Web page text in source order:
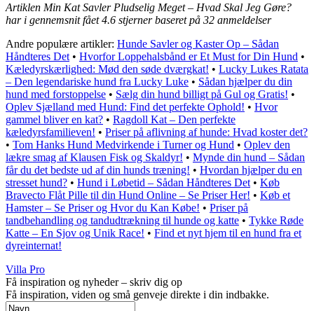
Artiklen Min Kat Savler Pludselig Meget – Hvad Skal Jeg Gøre?
har i gennemsnit fået4.6 stjerner baseret på 32 anmeldelser
Andre populære artikler: Hunde Savler og Kaster Op – Sådan
Håndteres Det • Hvorfor Loppehalsbånd er Et Must for Din Hund •
Kæledyrskærlighed: Mød den søde dværgkat! • Lucky Lukes Ratata
– Den legendariske hund fra Lucky Luke • Sådan hjælper du din
hund med forstoppelse • Sælg din hund billigt på Gul og Gratis! •
Oplev Sjælland med Hund: Find det perfekte Ophold! • Hvor
gammel bliver en kat? • Ragdoll Kat – Den perfekte
kæledyrsfamilieven! • Priser på aflivning af hunde: Hvad koster det?
• Tom Hanks Hund Medvirkende i Turner og Hund • Oplev den
lækre smag af Klausen Fisk og Skaldyr! • Mynde din hund – Sådan
får du det bedste ud af din hunds træning! • Hvordan hjælper du en
stresset hund? • Hund i Løbetid – Sådan Håndteres Det • Køb
Bravecto Flåt Pille til din Hund Online – Se Priser Her! • Køb et
Hamster – Se Priser og Hvor du Kan Købe! • Priser på
tandbehandling og tandudtrækning til hunde og katte • Tykke Røde
Katte – En Sjov og Unik Race! • Find et nyt hjem til en hund fra et
dyreinternat!
Villa Pro
Få inspiration og nyheder – skriv dig op
Få inspiration, viden og små genveje direkte i din indbakke.